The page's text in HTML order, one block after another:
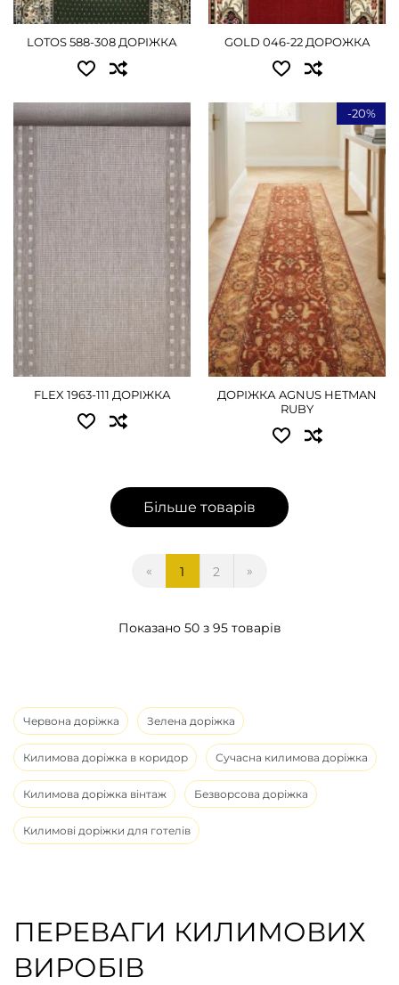
3.00x25.00 - 50625 грн
ДЕТАЛЬНІШЕ
LOTOS 588-308 ДОРІЖКА
ДЕТАЛЬНІШЕ
GOLD 046-22 ДОРОЖКА
Доступні розміри:
0.67x20.00 - 7560 грн
0.80x20.00 - 9000 грн
1.00x20.00 - 11250 грн
1.20x20.00 - 13500 грн
1.50x20.00 - 16875 грн
2.00x20.00 - 22500 грн
ДЕТАЛЬНІШЕ
FLEX 1963-111 ДОРІЖКА
-20%
Доступні розміри:
0.80 - 1890 грн
1.00 - 2340 грн
1.20 - 2790 грн
ДЕТАЛЬНІШЕ
ДОРІЖКА AGNUS HETMAN
RUBY
Більше товарів
« 1 2 »
Показано 50 з 95 товарів
Червона доріжка Зелена доріжка
Килимова доріжка в коридор Сучасна килимова доріжка
Килимова доріжка вінтаж Безворсова доріжка
Килимові доріжки для готелів
ПЕРЕВАГИ КИЛИМОВИХ
ВИРОБІВ